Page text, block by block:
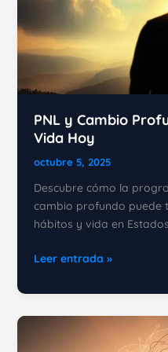
PNL y Cambio
Vida Hoy
octubre 5, 2025
Descubre cómo la
cambio profundo puede
hábitos y vida en
PNL
Cambio
Leer entrada »